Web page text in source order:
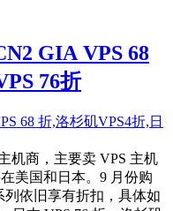
GIA VPS 68
76折
机商，主要卖 VPS 主机
美国和日本。9 月份购
列依旧享有折扣，具体如